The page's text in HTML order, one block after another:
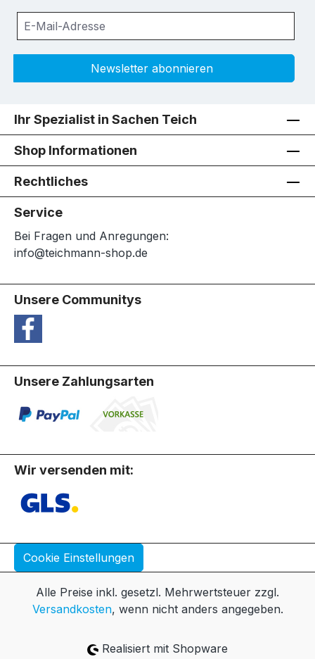
Newsletter abonnieren
Ihr Spezialist in Sachen Teich
Shop Informationen
Rechtliches
Service
Bei Fragen und Anregungen:
info@teichmann-shop.de
Unsere Communitys
Unsere Zahlungsarten
Wir versenden mit:
Cookie Einstellungen
Alle Preise inkl. gesetzl. Mehrwertsteuer zzgl.
Versandkosten, wenn nicht anders angegeben.
Realisiert mit Shopware